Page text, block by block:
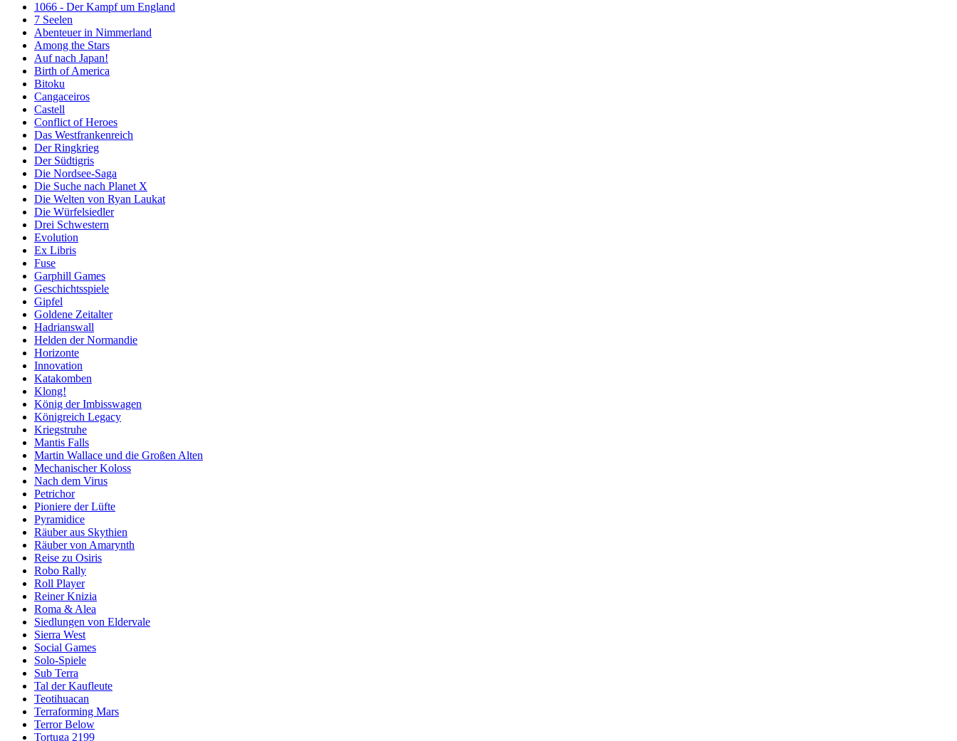
1066 - Der Kampf um England
7 Seelen
Abenteuer in Nimmerland
Among the Stars
Auf nach Japan!
Birth of America
Bitoku
Cangaceiros
Castell
Conflict of Heroes
Das Westfrankenreich
Der Ringkrieg
Der Südtigris
Die Nordsee-Saga
Die Suche nach Planet X
Die Welten von Ryan Laukat
Die Würfelsiedler
Drei Schwestern
Evolution
Ex Libris
Fuse
Garphill Games
Geschichtsspiele
Gipfel
Goldene Zeitalter
Hadrianswall
Helden der Normandie
Horizonte
Innovation
Katakomben
Klong!
König der Imbisswagen
Königreich Legacy
Kriegstruhe
Mantis Falls
Martin Wallace und die Großen Alten
Mechanischer Koloss
Nach dem Virus
Petrichor
Pioniere der Lüfte
Pyramidice
Räuber aus Skythien
Räuber von Amarynth
Reise zu Osiris
Robo Rally
Roll Player
Reiner Knizia
Roma & Alea
Siedlungen von Eldervale
Sierra West
Social Games
Solo-Spiele
Sub Terra
Tal der Kaufleute
Teotihuacan
Terraforming Mars
Terror Below
Tortuga 2199